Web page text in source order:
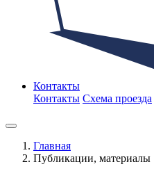
Контакты
Контакты Схема проезда
Главная
Публикации, материалы